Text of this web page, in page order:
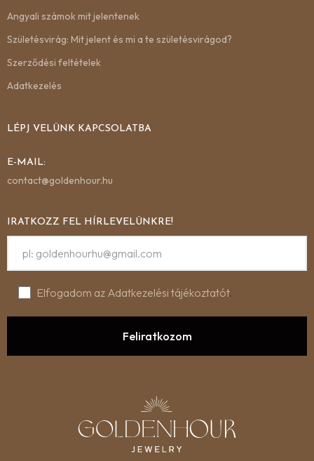
Angyali számok mit jelentenek
Születésvirág: Mit jelent és mi a te születésvirágod?
Szerződési feltételek
Adatkezelés
LÉPJ VELÜNK KAPCSOLATBA
E-MAIL:
contact@goldenhour.hu
IRATKOZZ FEL HÍRLEVELÜNKRE!
Elfogadom az Adatkezelési tájékoztatót.